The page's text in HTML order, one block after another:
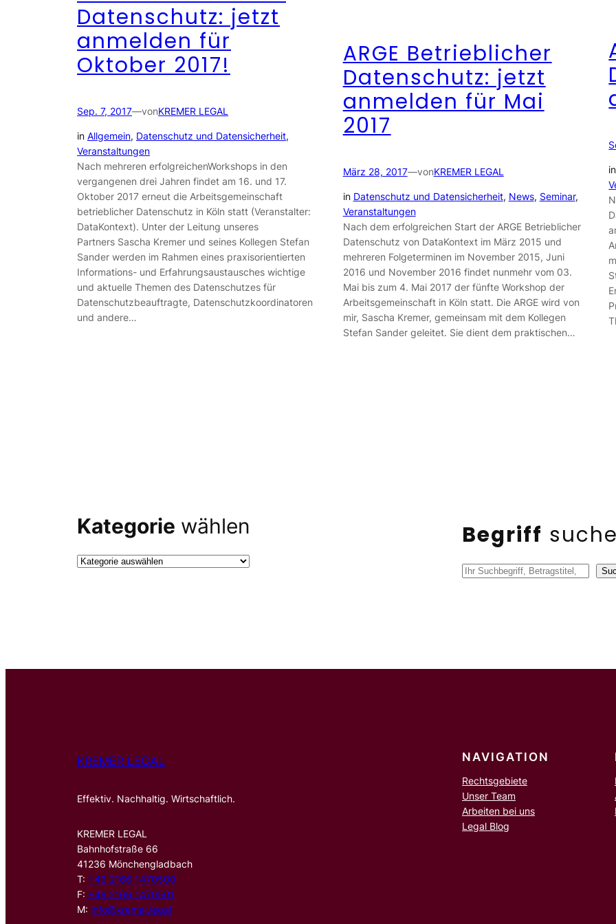
Datenschutz: jetzt
anmelden für
Oktober 2017!
Sep. 7, 2017—vonKREMER LEGAL
in Allgemein, Datenschutz und Datensicherheit
Veranstaltungen
Nach mehreren erfolgreichenWorkshops in den
vergangenen drei Jahren findet am 16. und 17.
Oktober 2017 erneut die Arbeitsgemeinschaft
betrieblicher Datenschutz in Köln statt (Veranstalter:
DataKontext). Unter der Leitung unseres
Partners Sascha Kremer und seines Kollegen Stefan
Sander werden im Rahmen eines praxisorientierten
Informations- und Erfahrungsaustausches wichtige
und aktuelle Themen des Datenschutzes für
Datenschutzbeauftragte, Datenschutzkoordinatoren
und andere…
ARGE Betrieblicher
Datenschutz: jetzt
anmelden für Mai
2017
März 28, 2017—vonKREMER LEGAL
in Datenschutz und Datensicherheit, News, Seminar
Veranstaltungen
Nach dem erfolgreichen Start der ARGE Betrieblicher
Datenschutz von DataKontext im März 2015 und
mehreren Folgeterminen im November 2015, Juni
2016 und November 2016 findet nunmehr vom 03.
Mai bis zum 4. Mai 2017 der fünfte Workshop der
Arbeitsgemeinschaft in Köln statt. Die ARGE wird von
mir, Sascha Kremer, gemeinsam mit dem Kollegen
Stefan Sander geleitet. Sie dient dem praktischen…
in
Kategorie wählen Begriff
S
KREMER LEGAL
Effektiv. Nachhaltig. Wirtschaftlich.
KREMER LEGAL
Bahnhofstraße 66
41236 Mönchengladbach
T: +49 2166 1470500
F: +49 2166 1470501
M: info@kremer.legal
NAVIGATION
Rechtsgebiete
Unser Team
Arbeiten bei uns
Legal Blog